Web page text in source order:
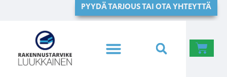
PYYDÄ TARJOUS TAI OTA YHTEYTTÄ